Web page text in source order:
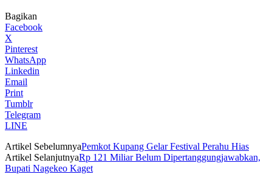
Bagikan
Facebook
X
Pinterest
WhatsApp
Linkedin
Email
Print
Tumblr
Telegram
LINE
Artikel SebelumnyaPemkot Kupang Gelar Festival Perahu Hias
Artikel SelanjutnyaRp 121 Miliar Belum Dipertanggungjawabkan,
Bupati Nagekeo Kaget